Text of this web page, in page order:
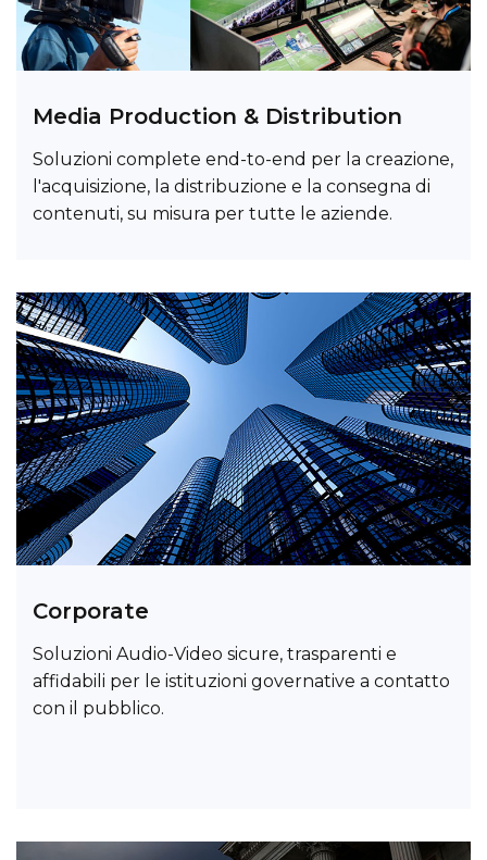
Media Production & Distribution
Soluzioni complete end-to-end per la creazione,
l'acquisizione, la distribuzione e la consegna di
contenuti, su misura per tutte le aziende.
Corporate
Soluzioni Audio-Video sicure, trasparenti e
affidabili per le istituzioni governative a contatto
con il pubblico.